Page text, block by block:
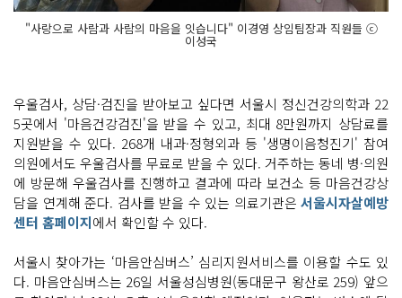
"사랑으로 사람과 사람의 마음을 잇습니다" 이경영 상임팀장과 직원들 ⓒ
이성국
우울검사, 상담·검진을 받아보고 싶다면 서울시 정신건강의학과 22
5곳에서 '마음건강검진'을 받을 수 있고, 최대 8만원까지 상담료를
지원받을 수 있다. 268개 내과·정형외과 등 '생명이음청진기' 참여
의원에서도 우울검사를 무료로 받을 수 있다. 거주하는 동네 병·의원
에 방문해 우울검사를 진행하고 결과에 따라 보건소 등 마음건강상
담을 연계해 준다. 검사를 받을 수 있는 의료기관은 서울시자살예방
센터 홈페이지에서 확인할 수 있다.
서울시 찾아가는 ‘마음안심버스’ 심리지원서비스를 이용할 수도 있
다. 마음안심버스는 26일 서울성심병원(동대문구 왕산로 259) 앞으